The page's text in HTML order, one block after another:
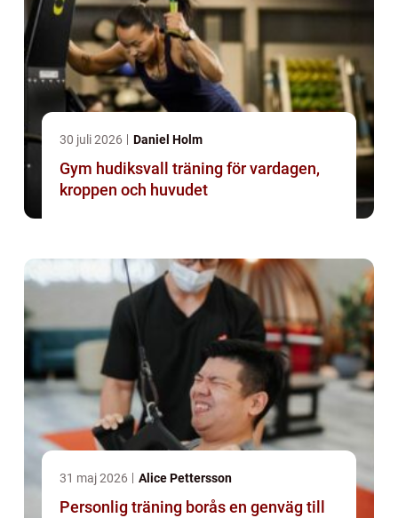
30 juli 2026 Daniel Holm
Gym hudiksvall träning för vardagen,
kroppen och huvudet
31 maj 2026 Alice Pettersson
Personlig träning borås en genväg till